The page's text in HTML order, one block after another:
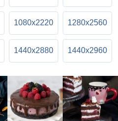
1080x2220 1280x2560
1440x2880 1440x2960